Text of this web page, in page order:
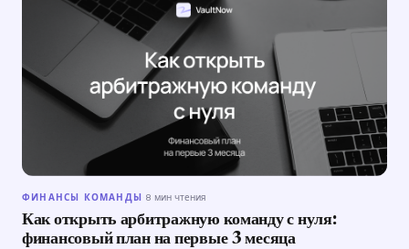
ФИНАНСЫ КОМАНДЫ ·8 мин чтения
Как открыть арбитражную команду с нуля:
финансовый план на первые 3 месяца